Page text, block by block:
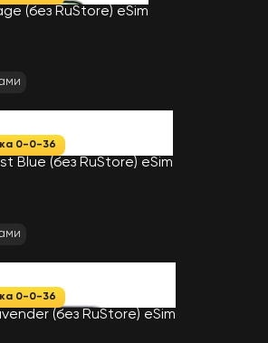
(без RuStore) eSim
0-0-36
Blue (без RuStore) eSim
0-0-36
(без RuStore) eSim